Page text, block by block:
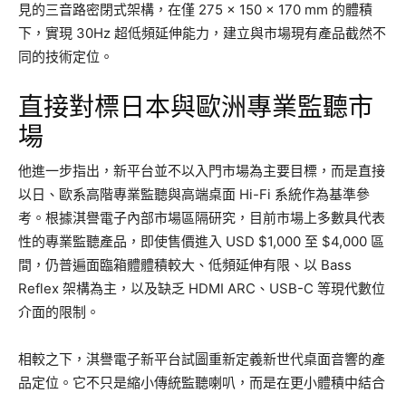
見的三音路密閉式架構，在僅 275 × 150 × 170 mm 的體積
下，實現 30Hz 超低頻延伸能力，建立與市場現有產品截然不
同的技術定位。
直接對標日本與歐洲專業監聽市
場
他進一步指出，新平台並不以入門市場為主要目標，而是直接
以日、歐系高階專業監聽與高端桌面 Hi-Fi 系統作為基準參
考。根據淇譽電子內部市場區隔研究，目前市場上多數具代表
性的專業監聽產品，即使售價進入 USD $1,000 至 $4,000 區
間，仍普遍面臨箱體體積較大、低頻延伸有限、以 Bass
Reflex 架構為主，以及缺乏 HDMI ARC、USB-C 等現代數位
介面的限制。
相較之下，淇譽電子新平台試圖重新定義新世代桌面音響的產
品定位。它不只是縮小傳統監聽喇叭，而是在更小體積中結合